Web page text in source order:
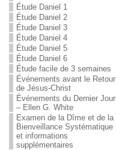
Étude Daniel 1
Étude Daniel 2
Étude Daniel 3
Étude Daniel 4
Étude Daniel 5
Étude Daniel 6
Étude facile de 3 semaines
Événements avant le Retour
de Jésus-Christ
Événements du Dernier Jour
– Ellen G. White
Examen de la Dîme et de la
Bienveillance Systématique
et informations
supplémentaires